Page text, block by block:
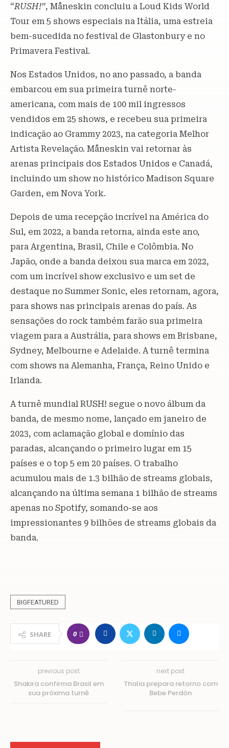
“RUSH!”, Måneskin concluiu a Loud Kids World
Tour em 5 shows especiais na Itália, uma estreia
bem-sucedida no festival de Glastonbury e no
Primavera Festival.
Nos Estados Unidos, no ano passado, a banda
embarcou em sua primeira turnê norte-
americana, com mais de 100 mil ingressos
vendidos em 25 shows, e recebeu sua primeira
indicação ao Grammy 2023, na categoria Melhor
Artista Revelação. Måneskin vai retornar às
arenas principais dos Estados Unidos e Canadá,
incluindo um show no histórico Madison Square
Garden, em Nova York.
Depois de uma recepção incrível na América do
Sul, em 2022, a banda retorna, ainda este ano,
para Argentina, Brasil, Chile e Colômbia. No
Japão, onde a banda deixou sua marca em 2022,
com um incrível show exclusivo e um set de
destaque no Summer Sonic, eles retornam, agora,
para shows nas principais arenas do país. As
sensações do rock também farão sua primeira
viagem para a Austrália, para shows em Brisbane,
Sydney, Melbourne e Adelaide. A turnê termina
com shows na Alemanha, França, Reino Unido e
Irlanda.
A turnê mundial RUSH! segue o novo álbum da
banda, de mesmo nome, lançado em janeiro de
2023, com aclamação global e domínio das
paradas, alcançando o primeiro lugar em 15
países e o top 5 em 20 países. O trabalho
acumulou mais de 1.3 bilhão de streams globais,
alcançando na última semana 1 bilhão de streams
apenas no Spotify, somando-se aos
impressionantes 9 bilhões de streams globais da
banda.
BIGFEATURED
SHARE 0
previous post
Shakira confirma Brasil em
sua próxima turnê
next post
Thalia prepara retorno com
Bebe Perdón